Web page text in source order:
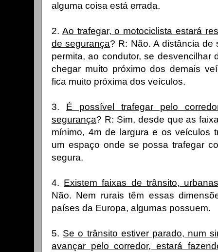
alguma coisa está errada.
2. Ao trafegar, o motociclista estará
de segurança? R: Não. A distância
permita, ao condutor, se desvencilhar
chegar muito próximo dos demais
fica muito próxima dos veículos.
3. É possível trafegar pelo
segurança? R: Sim, desde que as
mínimo, 4m de largura e os veículos
um espaço onde se possa trafegar
segura.
4. Existem faixas de trânsito,
Não. Nem rurais têm essas
países da Europa, algumas possuem.
5. Se o trânsito estiver parado, num
avançar pelo corredor, estará